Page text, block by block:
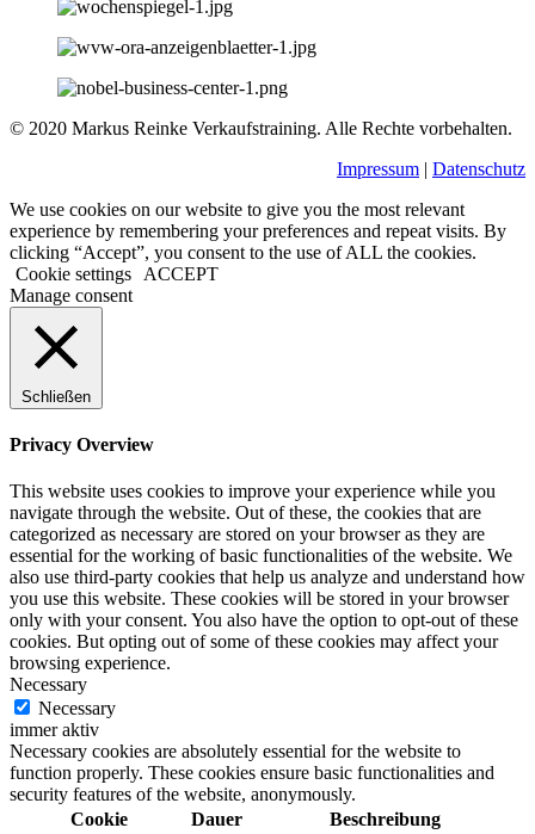
© 2020 Markus Reinke Verkaufstraining. Alle Rechte vorbehalten.
Impressum | Datenschutz
We use cookies on our website to give you the most relevant
experience by remembering your preferences and repeat visits. By
clicking “Accept”, you consent to the use of ALL the cookies.
Cookie settings
ACCEPT
Manage consent
Schließen
Privacy Overview
This website uses cookies to improve your experience while you
navigate through the website. Out of these, the cookies that are
categorized as necessary are stored on your browser as they are
essential for the working of basic functionalities of the website. We
also use third-party cookies that help us analyze and understand how
you use this website. These cookies will be stored in your browser
only with your consent. You also have the option to opt-out of these
cookies. But opting out of some of these cookies may affect your
browsing experience.
Necessary
Necessary
immer aktiv
Necessary cookies are absolutely essential for the website to
function properly. These cookies ensure basic functionalities and
security features of the website, anonymously.
Cookie
Dauer Beschreibung